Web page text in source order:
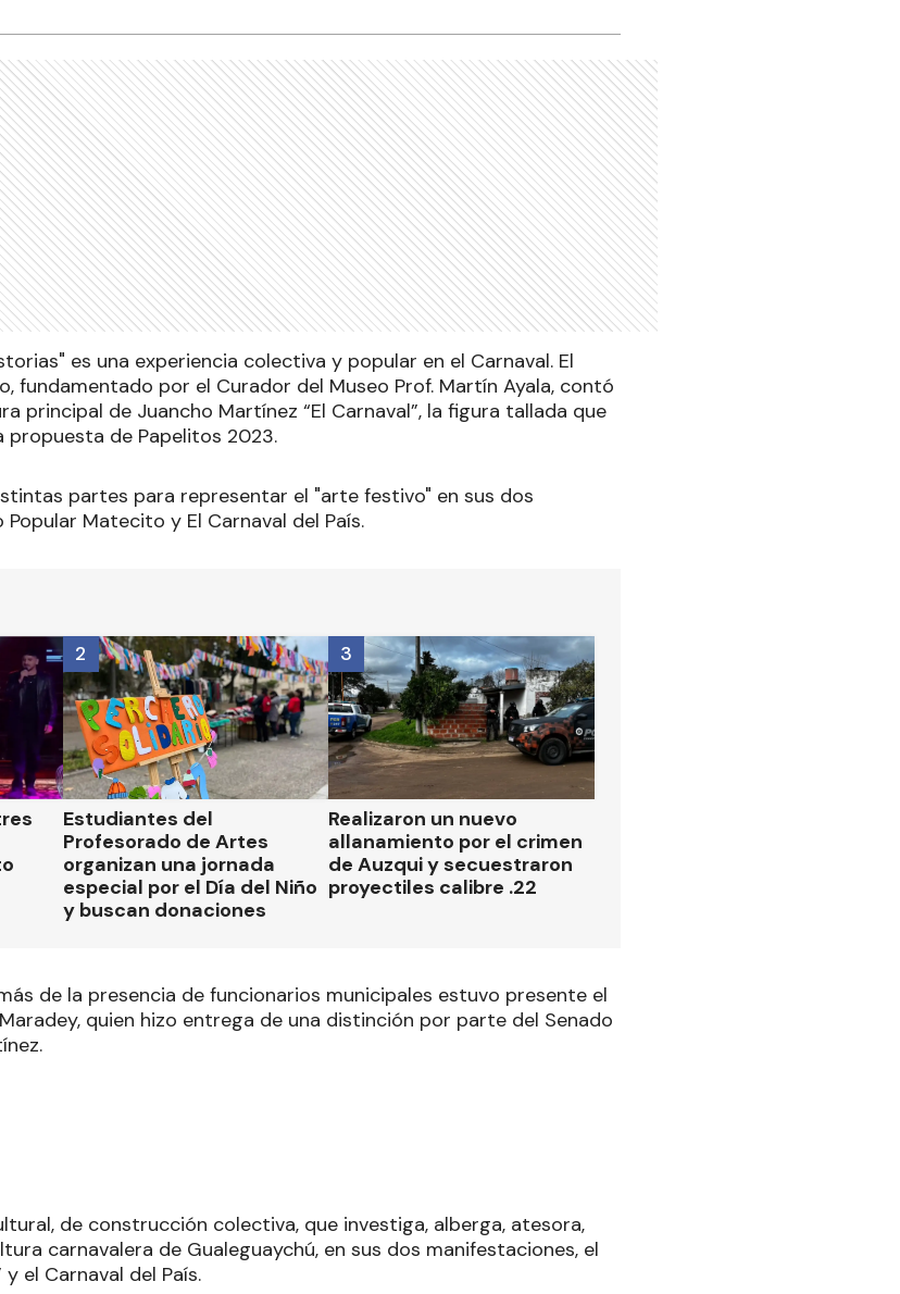
es una experiencia colectiva y popular en el Carnaval. El
fundamentado por el Curador del Museo Prof. Martín Ayala, contó
principal de Juancho Martínez “El Carnaval”, la figura tallada que
propuesta de Papelitos 2023.
partes para representar el "arte festivo" en sus dos
Matecito y El Carnaval del País.
Estudiantes del
Profesorado de Artes
organizan una jornada
especial por el Día del Niño
y buscan donaciones
2
Realizaron un nuevo
allanamiento por el crimen
de Auzqui y secuestraron
proyectiles calibre .22
3
de la presencia de funcionarios municipales estuvo presente el
quien hizo entrega de una distinción por parte del Senado
de construcción colectiva, que investiga, alberga, atesora,
carnavalera de Gualeguaychú, en sus dos manifestaciones, el
el Carnaval del País.